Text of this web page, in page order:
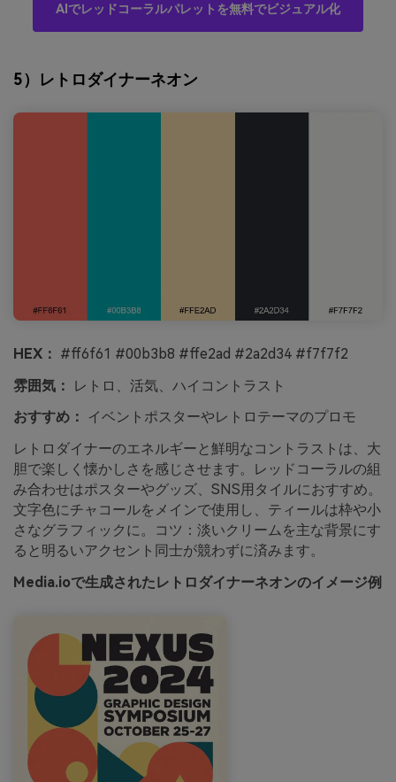
AIでレッドコーラルパレットを無料でビジュアル化
5）レトロダイナーネオン
HEX： #ff6f61 #00b3b8 #ffe2ad #2a2d34 #f7f7f2
雰囲気：
レトロ、活気、ハイコントラスト
おすすめ：
イベントポスターやレトロテーマのプロモ
レトロダイナーのエネルギーと鮮明なコントラストは、大
胆で楽しく懐かしさを感じさせます。レッドコーラルの組
み合わせはポスターやグッズ、SNS用タイルにおすすめ。
文字色にチャコールをメインで使用し、ティールは枠や小
さなグラフィックに。コツ：淡いクリームを主な背景にす
ると明るいアクセント同士が競わずに済みます。
Media.ioで生成されたレトロダイナーネオンのイメージ例